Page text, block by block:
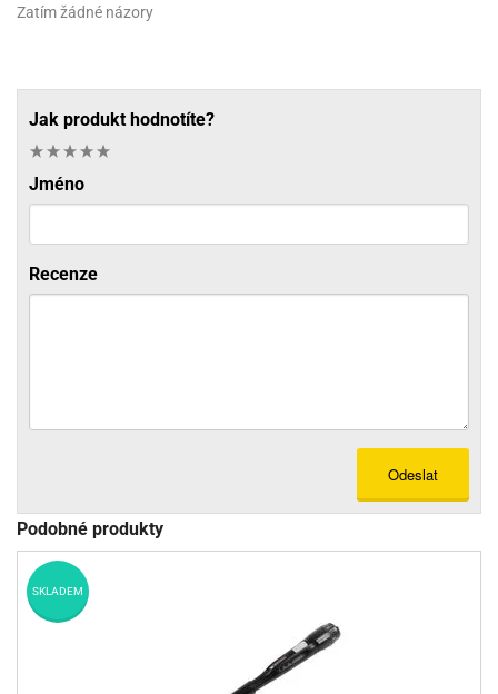
Zatím žádné názory
Jak produkt hodnotíte?
Jméno
Recenze
Odeslat
Podobné produkty
SKLADEM